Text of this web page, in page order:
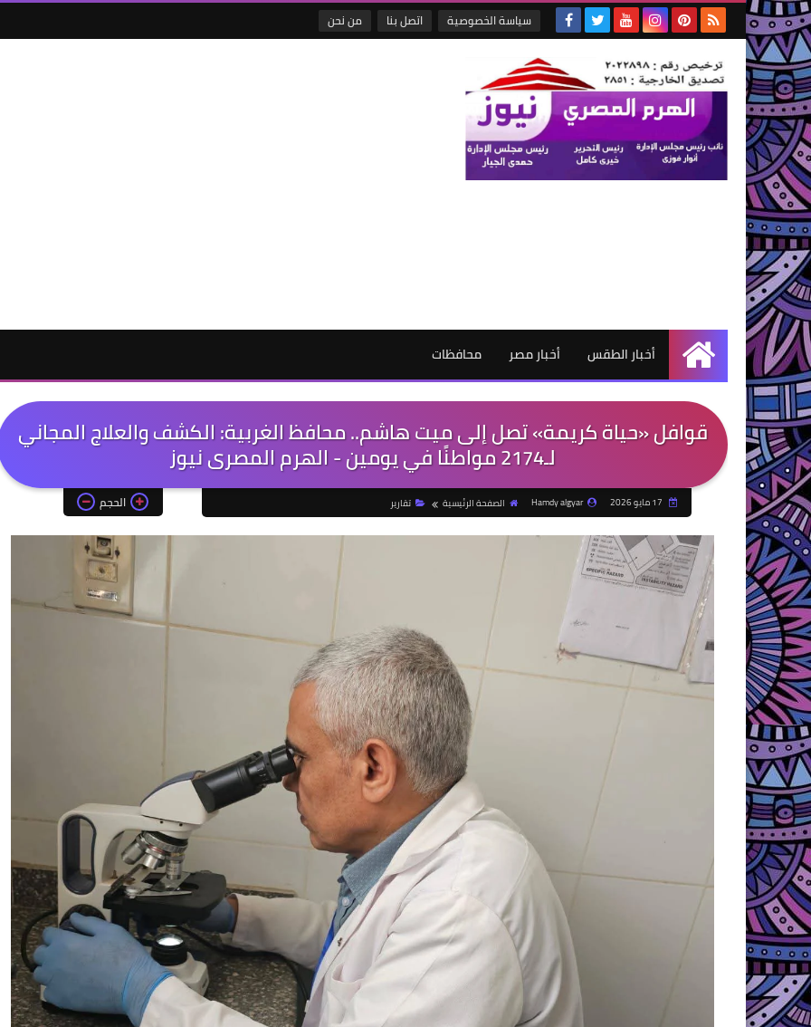
سياسة الخصوصية اتصل بنا من نحن
الرئيسية
أخبار الطقس أخبار مصر محافظات
قوافل «حياة كريمة» تصل إلى ميت هاشم.. محافظ الغربية: الكشف والعلاج المجاني
لـ2174 مواطنًا في يومين - الهرم المصرى نيوز
Hamdy algyar الصفحة الرئيسية تقارير الحجم